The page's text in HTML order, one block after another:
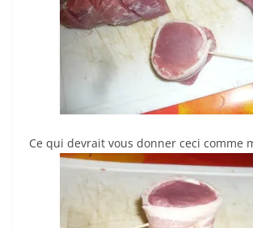
Ce qui devrait vous donner ceci comme